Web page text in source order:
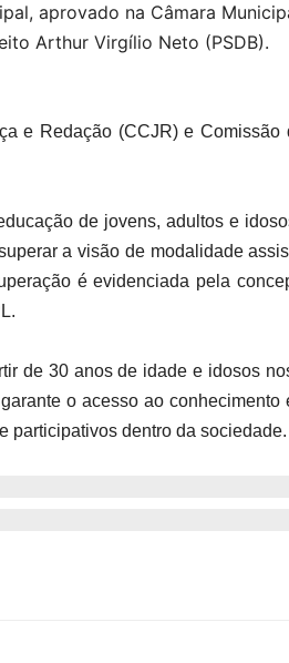
aprovado na Câmara
Arthur Virgílio Neto (PSDB).
e Redação (CCJR) e
de jovens, adultos e
a visão de modalidade
é evidenciada pela
de 30 anos de idade e idosos
o acesso ao
participativos dentro da sociedade.